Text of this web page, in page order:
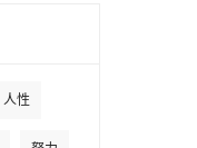
人性